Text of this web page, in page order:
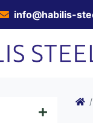
info@habilis-